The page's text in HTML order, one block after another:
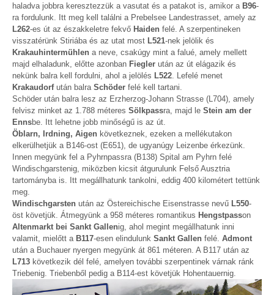
haladva jobbra keresztezzük a vasutat és a patakot is, amikor a B96-
ra fordulunk. Itt meg kell találni a Prebelsee Landestrasset, amely az
L262-es út az északkeletre fekvő Haiden felé. A szerpentineken
visszatérünk Stiriába és az utat most L521-nek jelölik és
Krakauhintermühlen a neve, csakúgy mint a falué, amely mellett
majd elhaladunk, előtte azonban Fiegler után az út elágazik és
nekünk balra kell fordulni, ahol a jelölés L522. Lefelé menet
Krakaudorfután balra Schöder felé kell tartani.
Schöder után balra lesz az Erzherzog-Johann Strasse (L704), amely
felvisz minket az 1.788 méteres Sölkpassra, majd le Stein am der
Ennsbe. Itt lehetne jobb minőségű is az út.
Öblarn, Irdning, Aigen következnek, ezeken a mellékutakon
elkerülhetjük a B146-ost (E651), de ugyanúgy Leizenbe érkezünk.
Innen megyünk fel a Pyhrnpassra (B138) Spital am Pyhrn felé
Windischgarstenig, miközben kicsit átgurulunk Felső Ausztria
tartományba is. Itt megállhatunk tankolni, eddig 400 kilométert tettünk
meg.
Windischgarsten után az Östereichische Eisenstrasse nevű L550-
öst követjük. Átmegyünk a 958 méteres romantikus Hengstpasson
Altenmarkt bei Sankt Gallenig, ahol megint megállhatunk inni
valamit, mielőtt a B117-esen elindulunk Sankt Gallen felé. Admont
után a Buchauer nyergen megyünk át 861 méteren. A B117 után az
L713 következik dél felé, amelyen további szerpentinek várnak ránk
Triebenig. Triebenből pedig a B114-est követjük Hohentauernig.